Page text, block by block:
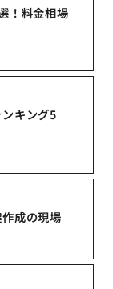
！料金相場
キング5
成の現場